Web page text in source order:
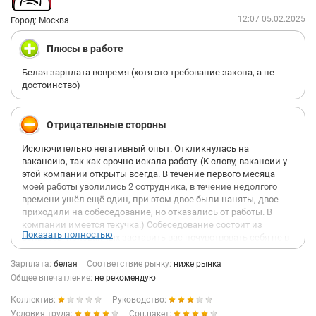
Город: Москва 12:07 05.02.2025
Плюсы в работе
Белая зарплата вовремя (хотя это требование закона, а не
достоинство)
Отрицательные стороны
Исключительно негативный опыт. Откликнулась на
вакансию, так как срочно искала работу. (К слову, вакансии у
этой компании открыты всегда. В течение первого месяца
моей работы уволились 2 сотрудника, в течение недолгого
времени ушёл ещё один, при этом двое были наняты, двое
приходили на собеседование, но отказались от работы. В
компании имеется текучка.) Собеседование состоит из
вопросов, призванных заставить вас почувствовать себя не в
своей тарелке, тем самым проверяется ваша
стрессоустойчивость. Будьте готовы рассказать о своих
отношениях, жилье, составе семьи. Компания обещает
зарплату "без потолка", что в наших реалиях - чушь собачья.
Всеми способами попытаются снизить ваш оклад. Во-первых,
спросив "зачем вам столько?" при упоминании любой суммы
Показать полностью
Зарплата: белая Соответствие рынку: ниже рынка
Общее впечатление: не рекомендую
Коллектив:
Руководство:
Условия труда:
Соц.пакет: